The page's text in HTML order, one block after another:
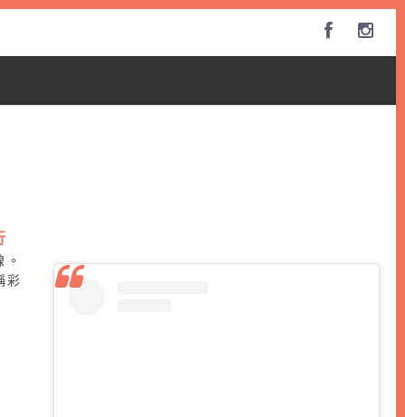
彩